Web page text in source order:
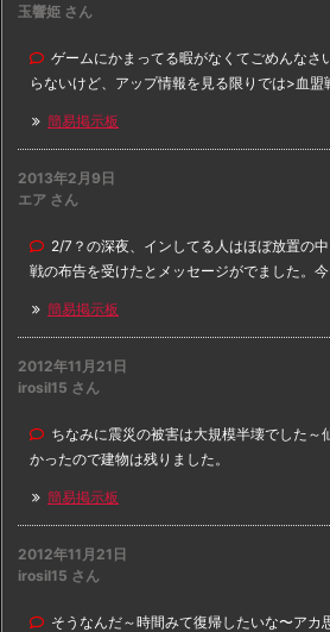
玉響姫 さん
ゲームにかまってる暇がなくてごめんなさ
らないけど、アップ情報を見る限りでは>血盟
簡易掲示板
2013年2月9日
エア さん
2/7？の深夜、インしてる人はほぼ放置の
戦の布告を受けたとメッセージがでました。
簡易掲示板
2012年11月21日
irosil15 さん
ちなみに震災の被害は大規模半壊でした～
かったので建物は残りました。
簡易掲示板
2012年11月21日
irosil15 さん
そうなんだ～時間みて復帰したいな〜アカ